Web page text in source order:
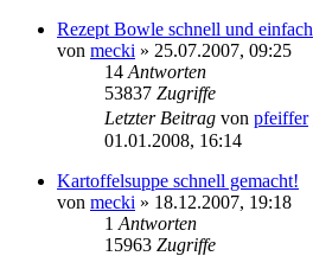
Rezept Bowle schnell und einfach
von mecki » 25.07.2007, 09:25
14 Antworten
53837 Zugriffe
Letzter Beitrag von pfeiffer
01.01.2008, 16:14
Kartoffelsuppe schnell gemacht!
von mecki » 18.12.2007, 19:18
1 Antworten
15963 Zugriffe